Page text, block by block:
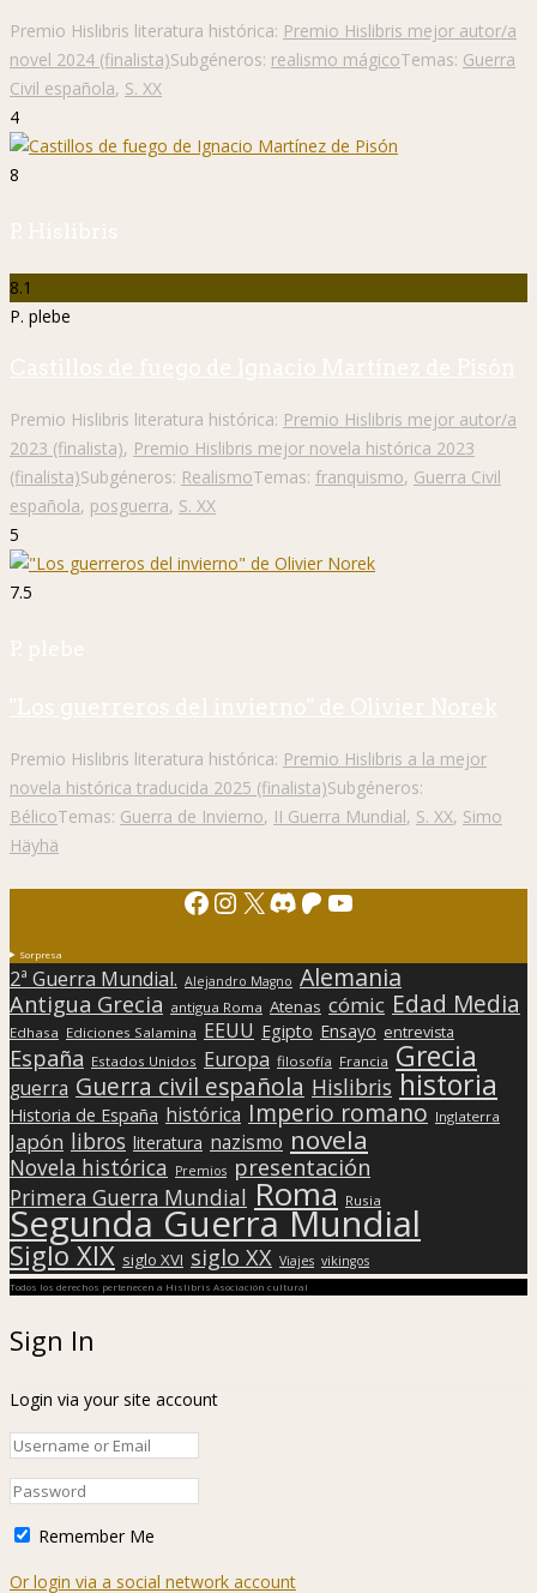
Premio Hislibris literatura histórica: Premio Hislibris mejor autor/a
novel 2024 (finalista)Subgéneros: realismo mágicoTemas: Guerra
Civil española, S. XX
4
8
P. Hislibris
8.1
P. plebe
Castillos de fuego de Ignacio Martínez de Pisón
Premio Hislibris literatura histórica: Premio Hislibris mejor autor/a
2023 (finalista), Premio Hislibris mejor novela histórica 2023
(finalista)Subgéneros: RealismoTemas: franquismo, Guerra Civil
española, posguerra, S. XX
5
7.5
P. plebe
"Los guerreros del invierno" de Olivier Norek
Premio Hislibris literatura histórica: Premio Hislibris a la mejor
novela histórica traducida 2025 (finalista)Subgéneros:
BélicoTemas: Guerra de Invierno, II Guerra Mundial, S. XX, Simo
Häyhä
Facebook
Instagram
X Discord
Patreon
YouTube
Sorpresa
2ª Guerra Mundial. Alejandro Magno Alemania
Antigua Grecia antigua Roma Atenas cómic Edad Media
Edhasa Ediciones Salamina EEUU Egipto Ensayo entrevista
España Estados Unidos Europa filosofía Francia Grecia
guerra Guerra civil española Hislibris historia
Historia de España histórica Imperio romano Inglaterra
Japón libros literatura nazismo novela
Novela histórica Premios presentación
Primera Guerra Mundial Roma Rusia
Segunda Guerra Mundial
Siglo XIX siglo XVI siglo XX Viajes vikingos
Todos los derechos pertenecen a Hislibris Asociación cultural
Sign In
Login via your site account
Remember Me
Or login via a social network account